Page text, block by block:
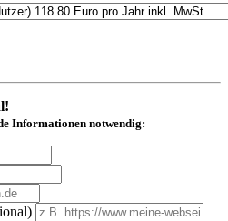
Informationen notwendig: